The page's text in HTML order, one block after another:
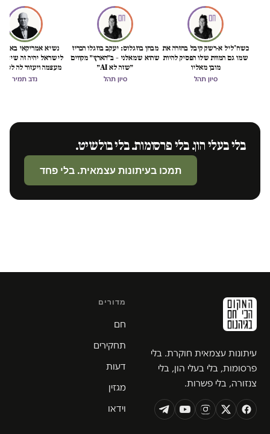
כשח'ליל א-רשק קיבל בחזרה את
שמו גם המוות שלו הפסיק להיות
מובן מאליו
סיון תהל
מבחן בוזגלוס: יעקב בוזגלו הכריז
שהוא שמאלני – ב״הארץ״ מקווים
״שזה לא AI״
סיון תהל
נשיא אמריקאי באמת
לישראל יהיה זה
מעצמה ויעזור לה
הכיבוש
נדב תמיר
בלי בעלי הון. בלי פרסומות. בלי בולשיט.
תמכו בעיתונות עצמאית. בלי פחד
עיתונות עצמאית חוקרת. בלי
פרסומות, בלי בעלי הון, בלי
צנזורה, בלי פשרות.
מדורים
חם
תחקירים
דעות
מגזין
וידאו